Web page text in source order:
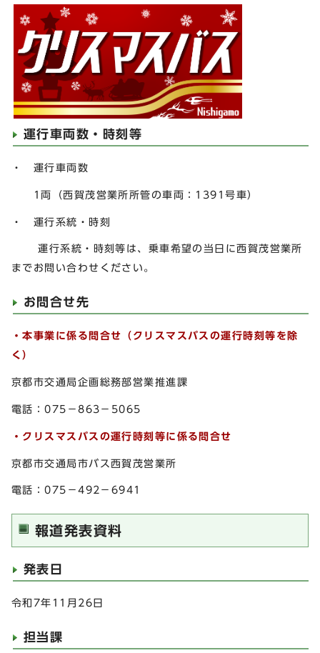
運行車両数・時刻等
・ 運行車両数
1両（西賀茂営業所所管の車両：1391号車）
・ 運行系統・時刻
運行系統・時刻等は、乗車希望の当日に西賀茂営業所
までお問い合わせください。
お問合せ先
・本事業に係る問合せ（クリスマスバスの運行時刻等を除
く）
京都市交通局企画総務部営業推進課
電話：075－863－5065
・クリスマスバスの運行時刻等に係る問合せ
京都市交通局市バス西賀茂営業所
電話：075－492－6941
報道発表資料
発表日
令和7年11月26日
担当課